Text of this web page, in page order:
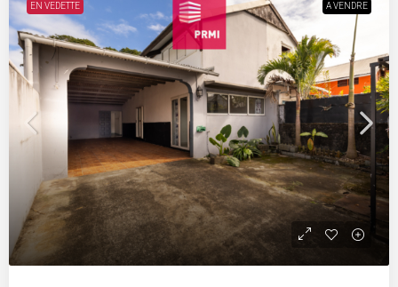
EN VEDETTE A VENDRE